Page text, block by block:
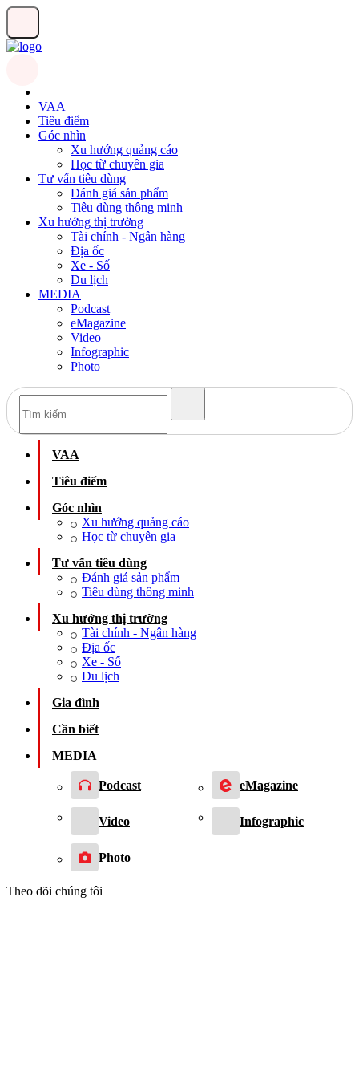
VAA
Tiêu điểm
Góc nhìn
Xu hướng quảng cáo
Học từ chuyên gia
Tư vấn tiêu dùng
Đánh giá sản phẩm
Tiêu dùng thông minh
Xu hướng thị trường
Tài chính - Ngân hàng
Địa ốc
Xe - Số
Du lịch
MEDIA
Podcast
eMagazine
Video
Infographic
Photo
VAA
Tiêu điểm
Góc nhìn
Xu hướng quảng cáo
Học từ chuyên gia
Tư vấn tiêu dùng
Đánh giá sản phẩm
Tiêu dùng thông minh
Xu hướng thị trường
Tài chính - Ngân hàng
Địa ốc
Xe - Số
Du lịch
Gia đình
Cần biết
MEDIA
Podcast eMagazine
Video Infographic
Photo
Theo dõi chúng tôi